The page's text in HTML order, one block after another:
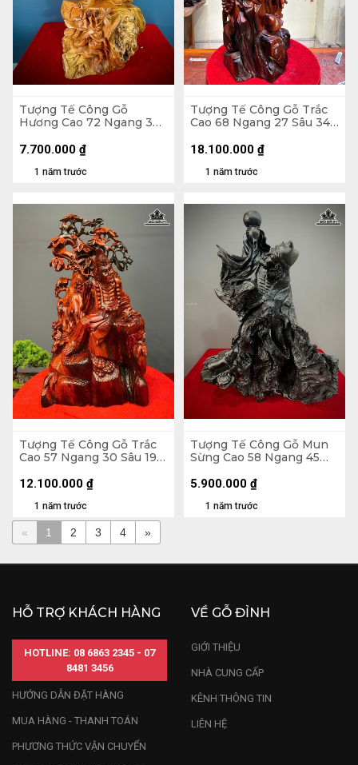
Tượng Tế Công Gỗ
Hương Cao 72 Ngang 38
1 năm trước
7.700.000 ₫
Tượng Tế Công Gỗ Trắc
Cao 68 Ngang 27 Sâu 34
1 năm trước
18.100.000 ₫
Tượng Tế Công Gỗ Trắc
Cao 57 Ngang 30 Sâu 19
1 năm trước
12.100.000 ₫
Tượng Tế Công Gỗ Mun
Sừng Cao 58 Ngang 45
1 năm trước
5.900.000 ₫
« 1 2 3 4 »
HỖ TRỢ KHÁCH HÀNG
HOTLINE: 08 6863 2345 - 07
8481 3456
HƯỚNG DẪN ĐẶT HÀNG
MUA HÀNG - THANH TOÁN
PHƯƠNG THỨC VẬN CHUYỂN
VỀ GỖ ĐỈNH
GIỚI THIỆU
NHÀ CUNG CẤP
KÊNH THÔNG TIN
LIÊN HỆ